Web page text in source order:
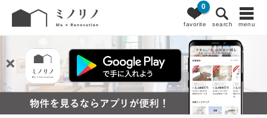
favorite
0
search menu